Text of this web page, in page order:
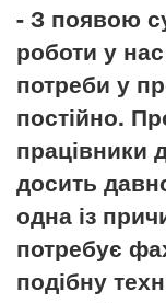
- З появою
роботи у
потреби у
постійно.
працівники
досить
одна із
потребує
подібну